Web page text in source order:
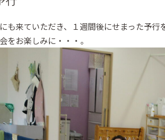
も来ていただき、１週間後にせまった予
をお楽しみに・・・。